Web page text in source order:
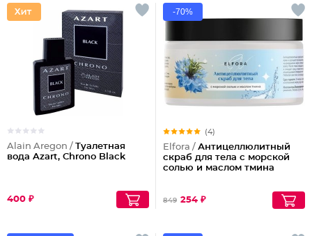
Alain Aregon / Туалетная
вода Azart, Chrono Black
400 ₽
-70%
(4)
Elfora / Антицеллюлитный
скраб для тела с морской
солью и маслом тмина
849 254 ₽